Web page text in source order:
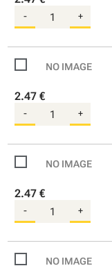
- +
2.47 €
- +
2.47 €
- +